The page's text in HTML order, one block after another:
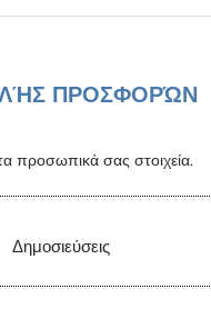
ΠΡΟΣΦΟΡΏΝ
προσωπικά σας στοιχεία.
Δημοσιεύσεις